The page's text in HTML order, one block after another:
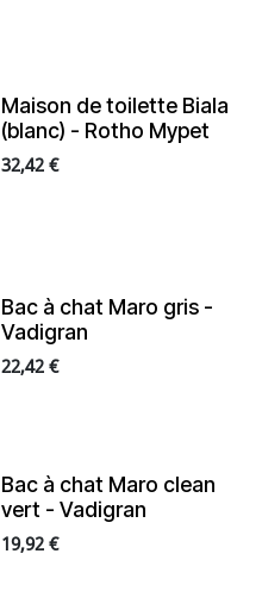
Maison de toilette Biala
(blanc) - Rotho Mypet
32,42€
Bac à chat Maro gris -
Vadigran
22,42€
Bac à chat Maro clean
vert - Vadigran
19,92€